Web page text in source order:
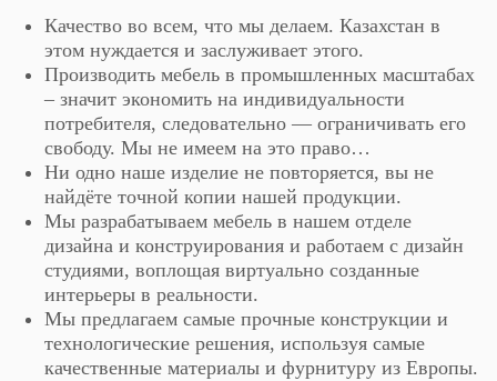
Качество во всем, что мы делаем. Казахстан в
этом нуждается и заслуживает этого.
Производить мебель в промышленных масштабах
– значит экономить на индивидуальности
потребителя, следовательно — ограничивать его
свободу. Мы не имеем на это право…
Ни одно наше изделие не повторяется, вы не
найдёте точной копии нашей продукции.
Мы разрабатываем мебель в нашем отделе
дизайна и конструирования и работаем с дизайн
студиями, воплощая виртуально созданные
интерьеры в реальности.
Мы предлагаем самые прочные конструкции и
технологические решения, используя самые
качественные материалы и фурнитуру из Европы.